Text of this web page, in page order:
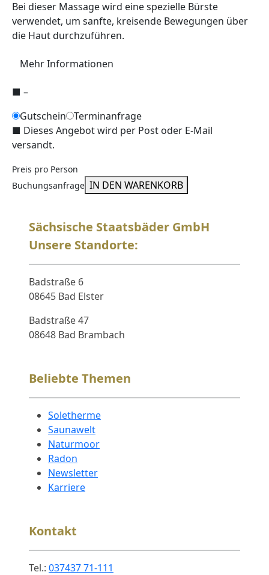
Bei dieser Massage wird eine spezielle Bürste
verwendet, um sanfte, kreisende Bewegungen über
die Haut durchzuführen.
Mehr Informationen
■ –
Gutschein
Terminanfrage
■ Dieses Angebot wird per Post oder E-Mail
versandt.
Preis pro Person
Buchungsanfrage IN DEN WARENKORB
Sächsische Staatsbäder GmbH
Unsere Standorte:
Badstraße 6
08645 Bad Elster
Badstraße 47
08648 Bad Brambach
Beliebte Themen
Soletherme
Saunawelt
Naturmoor
Radon
Newsletter
Karriere
Kontakt
Tel.: 037437 71-111